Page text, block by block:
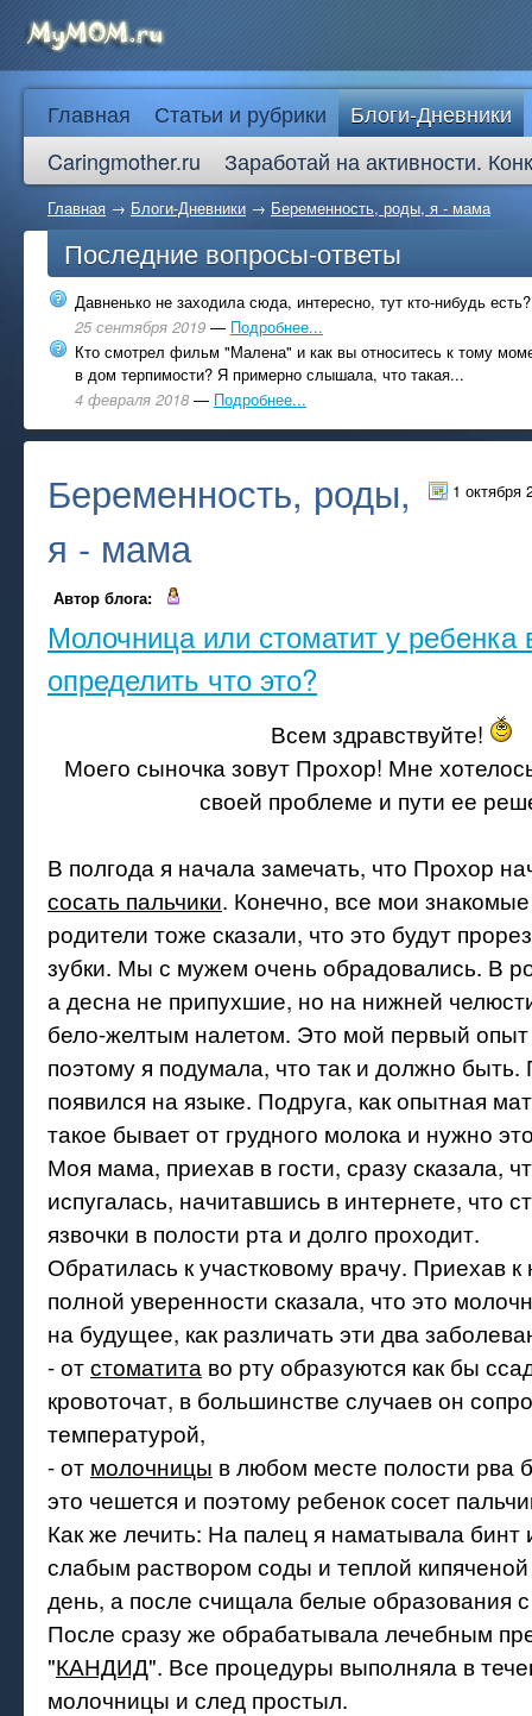
Главная Статьи и рубрики
Блоги-Дневники
Caringmother.ru
Заработай на активности.
Главная → Блоги-Дневники → Беременность, роды, я - мама
Последние вопросы-ответы
Давненько не заходила сюда, интересно, тут кто-нибудь есть?
25 сентября 2019 — Подробнее...
Кто смотрел фильм "Малена" и как вы относитесь к тому
в дом терпимости? Я примерно слышала, что такая...
4 февраля 2018 — Подробнее...
1 октября
Беременность, роды,
я - мама
Автор блога:
Молочница или стоматит у ребенка
определить что это?
Всем здравствуйте!
Моего сыночка зовут Прохор! Мне
своей проблеме и пути ее
В полгода я начала замечать, что Прохор
сосать пальчики. Конечно, все мои
родители тоже сказали, что это будут
зубки. Мы с мужем очень обрадовались. В
а десна не припухшие, но на нижней
бело-желтым налетом. Это мой первый
поэтому я подумала, что так и должно быть.
появился на языке. Подруга, как опытная
такое бывает от грудного молока и нужно
Моя мама, приехав в гости, сразу сказала,
испугалась, начитавшись в интернете, что
язвочки в полости рта и долго проходит.
Обратилась к участковому врачу. Приехав
полной уверенности сказала, что это
на будущее, как различать эти два
- отстоматита во рту образуются как бы
кровоточат, в большинстве случаев он
температурой,
- от молочницы в любом месте полости рва
это чешется и поэтому ребенок сосет
Как же лечить: На палец я наматывала бинт
слабым раствором соды и теплой
день, а после счищала белые образования
После сразу же обрабатывала лечебным
"КАНДИД". Все процедуры выполняла в
молочницы и след простыл.